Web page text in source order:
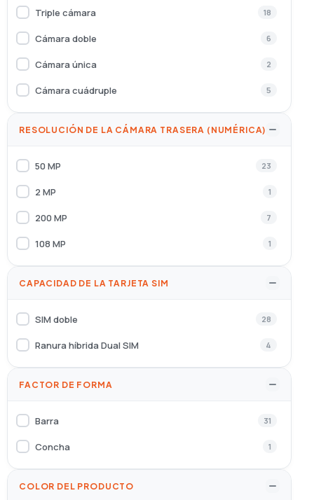
Triple cámara 18
Cámara doble 6
Cámara única 2
Cámara cuádruple 5
RESOLUCIÓN DE LA CÁMARA TRASERA (NUMÉRICA)
50 MP 23
2 MP 1
200 MP 7
108 MP 1
CAPACIDAD DE LA TARJETA SIM
SIM doble 28
Ranura híbrida Dual SIM 4
FACTOR DE FORMA
Barra 31
Concha 1
COLOR DEL PRODUCTO